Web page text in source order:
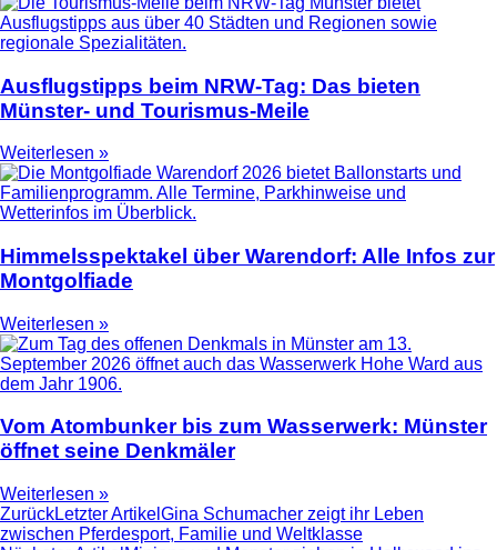
Ausflugstipps beim NRW-Tag: Das bieten
Münster- und Tourismus-Meile
Weiterlesen »
Himmelsspektakel über Warendorf: Alle Infos zur
Montgolfiade
Weiterlesen »
Vom Atombunker bis zum Wasserwerk: Münster
öffnet seine Denkmäler
Weiterlesen »
ZurückLetzter Artikel Gina Schumacher zeigt ihr Leben
zwischen Pferdesport, Familie und Weltklasse